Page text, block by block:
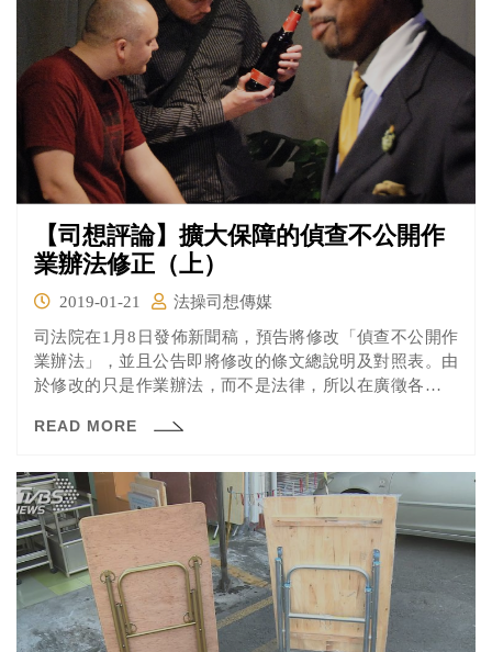
【司想評論】擴大保障的偵查不公開作
業辦法修正（上）
2019-01-21
法操司想傳媒
司法院在1月8日發佈新聞稿，預告將修改「偵查不公開作
業辦法」，並且公告即將修改的條文總說明及對照表。由
於修改的只是作業辦法，而不是法律，所以在廣徵各方意
READ MORE